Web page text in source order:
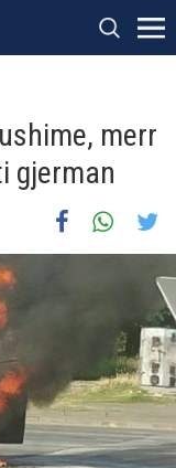
merr
gjerman